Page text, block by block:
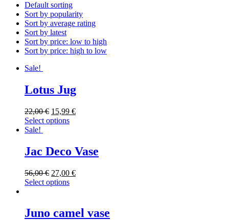
Default sorting
Sort by popularity
Sort by average rating
Sort by latest
Sort by price: low to high
Sort by price: high to low
Sale!
Lotus Jug
22,00€ 15,99 €
Select options
Sale!
Jac Deco Vase
56,00€ 27,00 €
Select options
Juno camel vase